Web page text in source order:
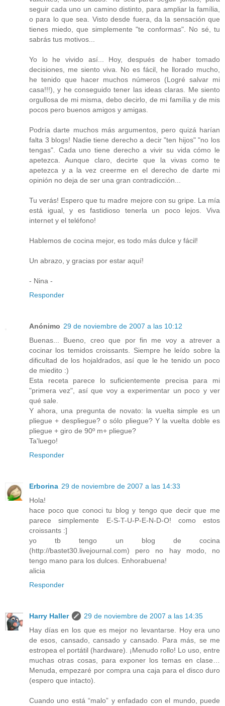
seguir cada uno un camino distinto, para ampliar la família,
o para lo que sea. Visto desde fuera, da la sensación que
tienes miedo, que simplemente "te conformas". No sé, tu
sabrás tus motivos...
Yo lo he vivido así... Hoy, después de haber tomado
decisiones, me siento viva. No es fácil, he llorado mucho,
he tenido que hacer muchos números (Logré salvar mi
casa!!!), y he conseguido tener las ideas claras. Me siento
orgullosa de mi misma, debo decirlo, de mi família y de mis
pocos pero buenos amigos y amigas.
Podría darte muchos más argumentos, pero quizá harían
falta 3 blogs! Nadie tiene derecho a decir "ten hijos" "no los
tengas". Cada uno tiene derecho a vivir su vida cómo le
apetezca. Aunque claro, decirte que la vivas como te
apetezca y a la vez creerme en el derecho de darte mi
opinión no deja de ser una gran contradicción...
Tu verás! Espero que tu madre mejore con su gripe. La mía
está igual, y es fastidioso tenerla un poco lejos. Viva
internet y el teléfono!
Hablemos de cocina mejor, es todo más dulce y fácil!
Un abrazo, y gracias por estar aquí!
- Nina -
Responder
Anónimo 29 de noviembre de 2007 a las 10:12
Buenas... Bueno, creo que por fin me voy a atrever a
cocinar los temidos croissants. Siempre he leído sobre la
dificultad de los hojaldrados, así que le he tenido un poco
de miedito :)
Esta receta parece lo suficientemente precisa para mi
"primera vez", así que voy a experimentar un poco y ver
qué sale.
Y ahora, una pregunta de novato: la vuelta simple es un
pliegue + despliegue? o sólo pliegue? Y la vuelta doble es
pliegue + giro de 90º m+ pliegue?
Ta'luego!
Responder
Erborina 29 de noviembre de 2007 a las 14:33
Hola!
hace poco que conoci tu blog y tengo que decir que me
parece simplemente E-S-T-U-P-E-N-D-O! como estos
croissants :]
yo tb tengo un blog de cocina
(http://bastet30.livejournal.com) pero no hay modo, no
tengo mano para los dulces. Enhorabuena!
alicia
Responder
Harry Haller
29 de noviembre de 2007 a las 14:35
Hay días en los que es mejor no levantarse. Hoy era uno
de esos, cansado, cansado y cansado. Para más, se me
estropea el portátil (hardware). ¡Menudo rollo! Lo uso, entre
muchas otras cosas, para exponer los temas en clase…
Menuda, empezaré por compra una caja para el disco duro
(espero que intacto).
Cuando uno está “malo” y enfadado con el mundo, puede